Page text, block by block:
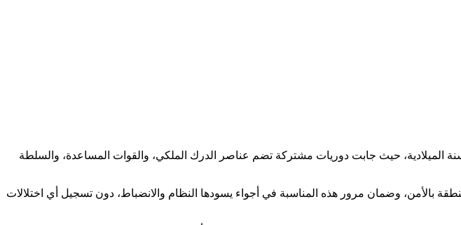
أمنيا واسعا بمناسبة احتفالات رأس السنة الميلادية، حيث جابت دوريات مشتركة تضم عناصر الدرك الملكي، والقوات المساعدة، والسلطة
بالأمن، وضمان مرور هذه المناسبة في أجواء يسودها النظام والانضباط، دون تسجيل أي اختلالات